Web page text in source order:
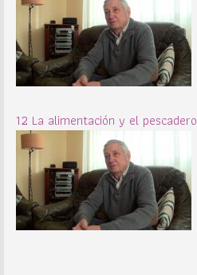
12 La alimentación y el pescadero